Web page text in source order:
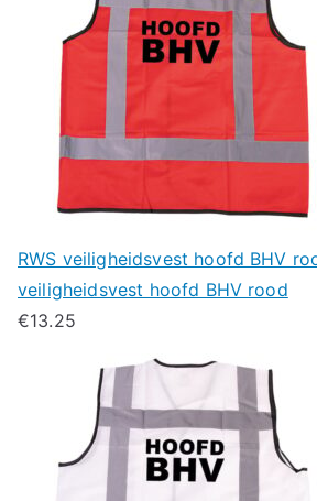
RWS veiligheidsvest hoofd BHV
veiligheidsvest hoofd BHV rood
€13.25